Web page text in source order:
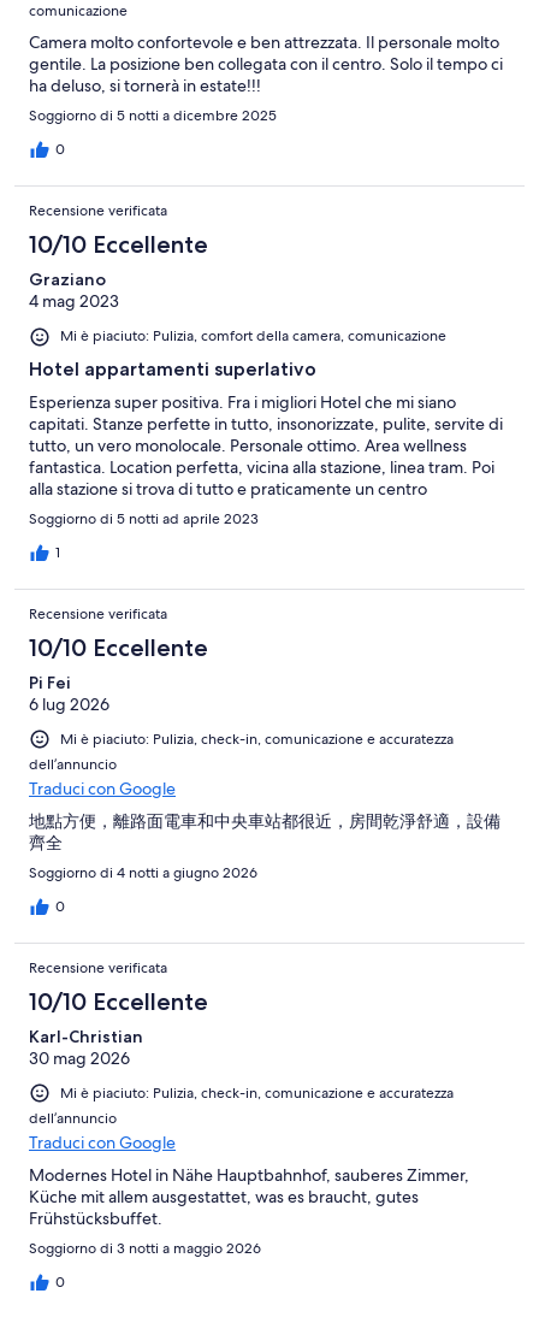
comunicazione
Camera molto confortevole e ben attrezzata. Il personale molto
gentile. La posizione ben collegata con il centro. Solo il tempo ci
ha deluso, si tornerà in estate!!!
Soggiorno di 5 notti a dicembre 2025
0
Recensione verificata
10/10 Eccellente
Graziano
4 mag 2023
Mi è piaciuto: Pulizia, comfort della camera, comunicazione
Hotel appartamenti superlativo
Esperienza super positiva. Fra i migliori Hotel che mi siano
capitati. Stanze perfette in tutto, insonorizzate, pulite, servite di
tutto, un vero monolocale. Personale ottimo. Area wellness
fantastica. Location perfetta, vicina alla stazione, linea tram. Poi
alla stazione si trova di tutto e praticamente un centro
commerciale.
Soggiorno di 5 notti ad aprile 2023
1
Recensione verificata
10/10 Eccellente
Pi Fei
6 lug 2026
Mi è piaciuto: Pulizia, check-in, comunicazione e accuratezza
dell’annuncio
Traduci con Google
地點方便，離路面電車和中央車站都很近，房間乾淨舒適，設備
齊全
Soggiorno di 4 notti a giugno 2026
0
Recensione verificata
10/10 Eccellente
Karl-Christian
30 mag 2026
Mi è piaciuto: Pulizia, check-in, comunicazione e accuratezza
dell’annuncio
Traduci con Google
Modernes Hotel in Nähe Hauptbahnhof, sauberes Zimmer,
Küche mit allem ausgestattet, was es braucht, gutes
Frühstücksbuffet.
Soggiorno di 3 notti a maggio 2026
0